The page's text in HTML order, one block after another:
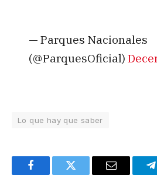
— Parques Nacionales
(@ParquesOficial)
Lo que hay que saber
FacebookTwitter Email